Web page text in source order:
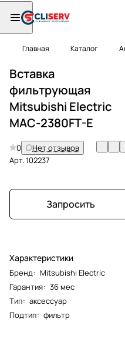
Главная Каталог
Вставка
фильтрующая
Mitsubishi Electric
MAC-2380FT-E
0
Нет отзывов
Арт.102237
Запросить
Характеристики
Бренд: Mitsubishi Electric
Гарантия: 36 мес
Тип: аксессуар
Подтип: фильтр